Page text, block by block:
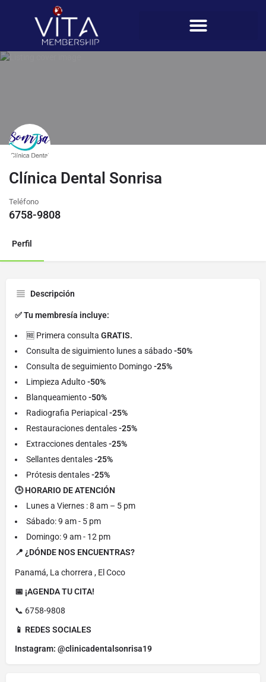
Clínica Dental Sonrisa
Teléfono
6758-9808
Perfil
Descripción
✅ Tu membresía incluye:
🆓 Primera consulta GRATIS.
Consulta de siguimiento lunes a sábado-50%
Consulta de seguimiento Domingo-25%
Limpieza Adulto-50%
Blanqueamiento-50%
Radiografia Periapical -25%
Restauraciones dentales-25%
Extracciones dentales-25%
Sellantes dentales-25%
Prótesis dentales-25%
🕒 HORARIO DE ATENCIÓN
Lunes a Viernes : 8 am – 5 pm
Sábado: 9 am - 5 pm
Domingo: 9 am - 12 pm
📍 ¿DÓNDE NOS ENCUENTRAS?
Panamá, La chorrera , El Coco
📅 ¡AGENDA TU CITA!
📞 6758-9808
📱 REDES SOCIALES
Instagram: @clinicadentalsonrisa19